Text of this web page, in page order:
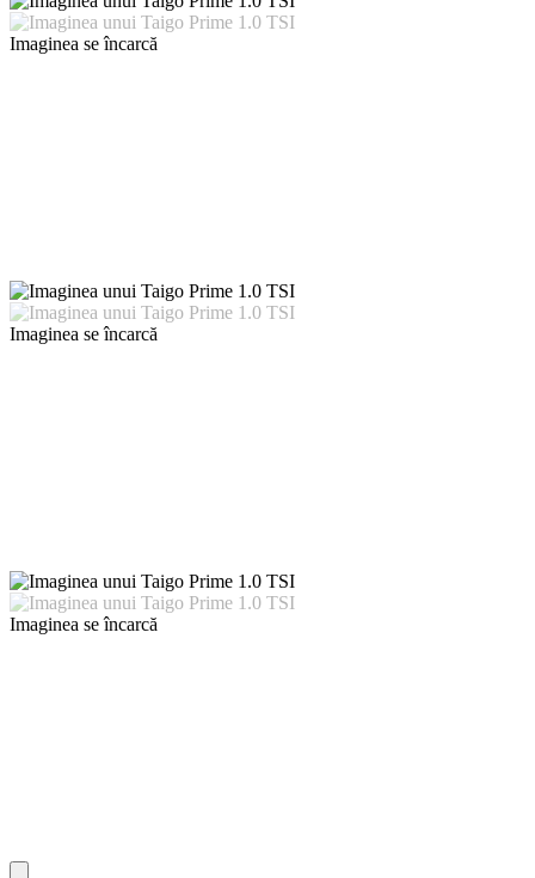
Imaginea se încarcă
Imaginea se încarcă
Imaginea se încarcă